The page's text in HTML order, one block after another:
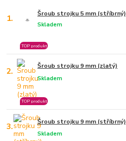
1. Šroub strojku 5 mm (stříbrný)
Skladem
TOP produkt
2. Šroub strojku 9 mm (zlatý)
Skladem
TOP produkt
3. Šroub strojku 9 mm (stříbrný)
Skladem